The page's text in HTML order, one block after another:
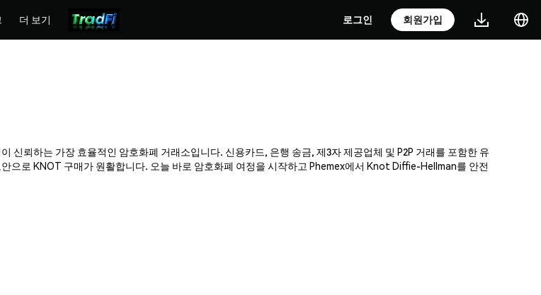
더 보기 로그인 회원가입
뢰하는 가장 효율적인 암호화폐 거래소입니다. 신용카드, 은행 송금, 제3자 제공업체 및 P2P 거래를 포함한 유
으로 KNOT 구매가 원활합니다. 오늘 바로 암호화폐 여정을 시작하고 Phemex에서 Knot Diffie-Hellman를 안전